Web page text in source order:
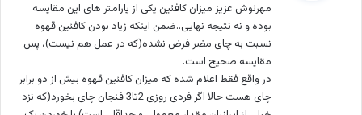
:
مهرنوش عزیز میزان کافئین یکی از پارامتر های این مقایسه
بوده و نه نتیجه نهایی..ضمن اینکه زیاد بودن کافئین قهوه
نسبت به چای مضر فرض نشده(که در عمل هم نیست)، پس
مقایسه صحیح است.
در واقع فقط اعلام شده که میزان کافئین قهوه بیش از دو برابر
چای هست حالا اگر فردی روزی 2تا3 فنجان چای بخورد(که نزد